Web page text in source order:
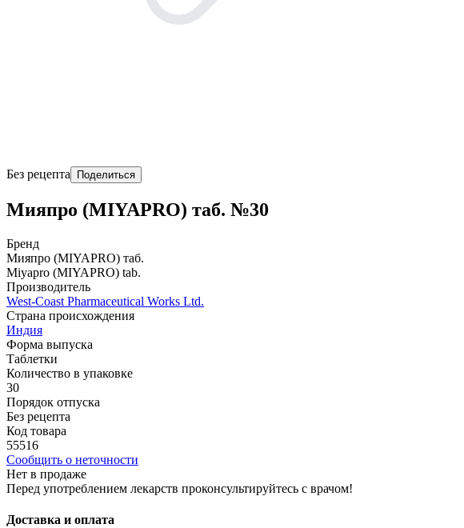
Без рецепта Поделиться
Мияпро (MIYAPRO) таб. №30
Бренд
Мияпро (MIYAPRO) таб.
Miyapro (MIYAPRO) tab.
Производитель
West-Coast Pharmaceutical Works Ltd.
Страна происхождения
Индия
Форма выпуска
Таблетки
Количество в упаковке
30
Порядок отпуска
Без рецепта
Код товара
55516
Сообщить о неточности
Нет в продаже
Перед употреблением лекарств проконсультируйтесь с врачом!
Доставка и оплата